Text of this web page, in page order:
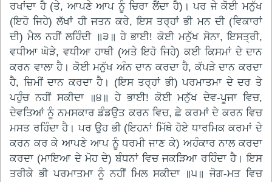
ਰਖਾਂਦਾ ਹੈ (ਤੇ, ਆਪਣੇ ਆਪ ਨੂੰ ਚਿਰਾ ਲੈਂਦਾ ਹੈ)। ਪਰ ਜੇ ਕੋਈ ਮਨੁੱਖ
(ਇਹੋ ਜਿਹੇ) ਲੱਖਾਂ ਹੀ ਜਤਨ ਕਰੇ, ਇਸ ਤਰ੍ਹਾਂ ਭੀ ਮਨ ਦੀ (ਵਿਕਾਰਾਂ
ਦੀ) ਮੈਲ ਨਹੀਂ ਲਹਿੰਦੀ ॥੩॥ ਹੇ ਭਾਈ! ਕੋਈ ਮਨੁੱਖ ਸੋਨਾ, ਇਸਤ੍ਰੀ,
ਵਧੀਆ ਘੋੜੇ, ਵਧੀਆ ਹਾਥੀ (ਅਤੇ ਇਹੋ ਜਿਹੇ) ਕਈ ਕਿਸਮਾਂ ਦੇ ਦਾਨ
ਕਰਨ ਵਾਲਾ ਹੈ। ਕੋਈ ਮਨੁੱਖ ਅੰਨ ਦਾਨ ਕਰਦਾ ਹੈ, ਕੱਪੜੇ ਦਾਨ ਕਰਦਾ
ਹੈ, ਜ਼ਿਮੀਂ ਦਾਨ ਕਰਦਾ ਹੈ। (ਇਸ ਤਰ੍ਹਾਂ ਭੀ) ਪਰਮਾਤਮਾ ਦੇ ਦਰ ਤੇ
ਪਹੁੰਚ ਨਹੀਂ ਸਕੀਦਾ ॥੪॥ ਹੇ ਭਾਈ! ਕੋਈ ਮਨੁੱਖ ਦੇਵ-ਪੂਜਾ ਵਿਚ,
ਦੇਵਤਿਆਂ ਨੂੰ ਨਮਸਕਾਰ ਡੰਡਉਤ ਕਰਨ ਵਿਚ, ਛੇ ਕਰਮਾਂ ਦੇ ਕਰਨ ਵਿਚ
ਮਸਤ ਰਹਿੰਦਾ ਹੈ। ਪਰ ਉਹ ਭੀ (ਇਹਨਾਂ ਮਿੱਥੇ ਹੋਏ ਧਾਰਮਿਕ ਕਰਮਾਂ ਦੇ
ਕਰਨ ਕਰ ਕੇ ਆਪਣੇ ਆਪ ਨੂੰ ਧਰਮੀ ਜਾਣ ਕੇ) ਅਹੰਕਾਰ ਨਾਲ ਕਰਦਾ
ਕਰਦਾ (ਮਾਇਆ ਦੇ ਮੋਹ ਦੇ) ਬੰਧਨਾਂ ਵਿਚ ਜਕੜਿਆ ਰਹਿੰਦਾ ਹੈ। ਇਸ
ਤਰੀਕੇ ਭੀ ਪਰਮਾਤਮਾ ਨੂੰ ਨਹੀਂ ਮਿਲ ਸਕੀਦਾ ॥੫॥ ਜੋਗ-ਮਤ ਵਿਚ